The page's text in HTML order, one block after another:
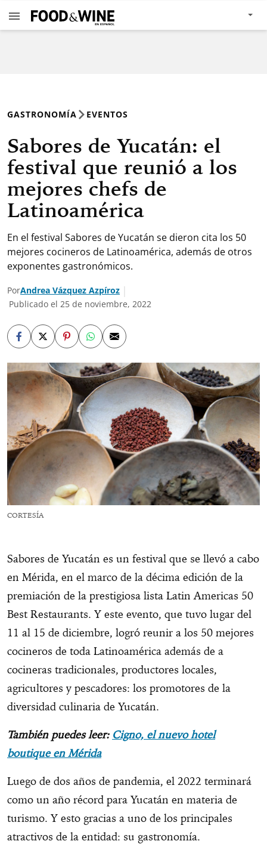
GASTRONOMÍA EVENTOS
Sabores de Yucatán: el
festival que reunió a los
mejores chefs de
Latinoamérica
En el festival Sabores de Yucatán se dieron cita los 50
mejores cocineros de Latinoamérica, además de otros
exponentes gastronómicos.
PorAndrea Vázquez Azpíroz
Publicado el 25 de noviembre, 2022
CORTESÍA
Sabores de Yucatán es un festival que se llevó a cabo
en Mérida, en el marco de la décima edición de la
premiación de la prestigiosa lista Latin Americas 50
Best Restaurants. Y este evento, que tuvo lugar del
11 al 15 de diciembre, logró reunir a los 50 mejores
cocineros de toda Latinoamérica además de a
cocineras tradicionales, productores locales,
agricultores y pescadores: los promotores de la
diversidad culinaria de Yucatán.
También puedes leer: Cigno, el nuevo hotel
boutique en Mérida
Luego de dos años de pandemia, el 2022 terminará
como un año récord para Yucatán en materia de
turismo. Y esto gracias a uno de los principales
atractivos de la entidad: su gastronomía.